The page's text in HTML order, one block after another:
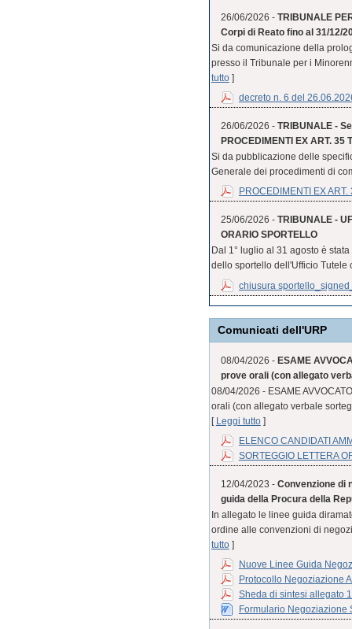
26/06/2026 - TRIBUNALE
Corpi di Reato fino al 31/12/
Si da comunicazione della
presso il Tribunale per i
tutto]
decreto n. 6 del
26/06/2026 - TRIBUNALE -
PROCEDIMENTI EX ART.
Si da pubblicazione delle
Generale dei procedimenti di
PROCEDIMENTI EX
25/06/2026 - TRIBUNALE -
ORARIO SPORTELLO
Dal 1° luglio al 31 agosto è
dello sportello dell'Ufficio Tutele
chiusura
Comunicati dell'URP
08/04/2026 - ESAME
prove orali (con allegato
08/04/2026 - ESAME
orali (con allegato verbale
[
Leggi tutto]
ELENCO CANDIDATI
SORTEGGIO LETTERA
12/04/2023 - Convenzione di
guida della Procura della
In allegato le linee guida
ordine alle convenzioni di
tutto]
Nuove Linee Guida
Protocollo Negoziazione
Sheda di sintesi allegato
Formulario Negoziazione